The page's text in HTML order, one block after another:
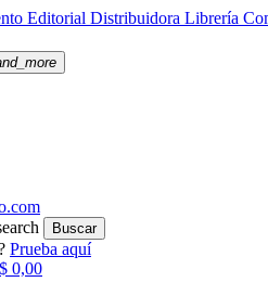
Editorial Distribuidora Librería
.com
Buscar
Prueba aquí
0,00